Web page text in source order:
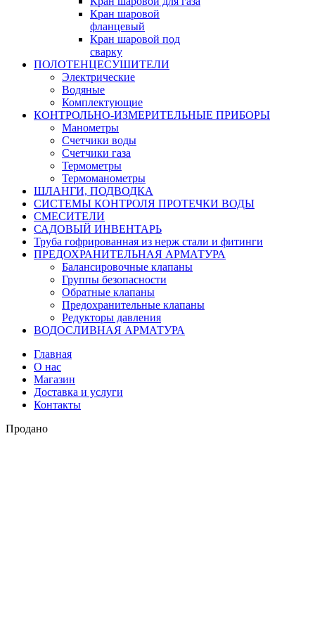
Кран шаровой
фланцевый
Кран шаровой под
сварку
ПОЛОТЕНЦЕСУШИТЕЛИ
Электрические
Водяные
Комплектующие
КОНТРОЛЬНО-ИЗМЕРИТЕЛЬНЫЕ ПРИБОРЫ
Манометры
Счетчики воды
Счетчики газа
Термометры
Термоманометры
ШЛАНГИ, ПОДВОДКА
СИСТЕМЫ КОНТРОЛЯ ПРОТЕЧКИ ВОДЫ
СМЕСИТЕЛИ
САДОВЫЙ ИНВЕНТАРЬ
Труба гофрированная из нерж стали и фитинги
ПРЕДОХРАНИТЕЛЬНАЯ АРМАТУРА
Балансировочные клапаны
Группы безопасности
Обратные клапаны
Предохранительные клапаны
Редукторы давления
ВОДОСЛИВНАЯ АРМАТУРА
Главная
О нас
Магазин
Доставка и услуги
Контакты
Продано